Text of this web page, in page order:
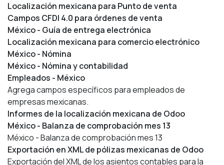
Localización mexicana para Punto de venta
Campos CFDI 4.0 para órdenes de venta
México - Guía de entrega electrónica
Localización mexicana para comercio electrónico
México - Nómina
México - Nómina y contabilidad
Empleados - México
Agrega campos específicos para empleados de
empresas mexicanas.
Informes de la localización mexicana de Odoo
México - Balanza de comprobación mes 13
México - Balanza de comprobación mes 13
Exportación en XML de pólizas mexicanas de Odoo
Exportación del XML de los asientos contables para la